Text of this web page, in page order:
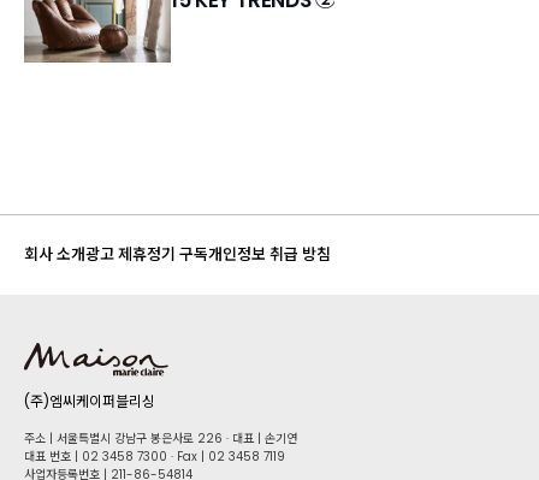
회사 소개광고 제휴정기 구독개인정보 취급 방침
(주)엠씨케이퍼블리싱
주소 | 서울특별시 강남구 봉은사로 226 · 대표 | 손기연
대표 번호 | 02 34​58 7300 · Fax | 02 34​58 7119
사업자등록번호 | 211-86-5​4814